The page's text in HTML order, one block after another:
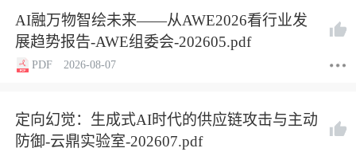
AI融万物智绘未来——从AWE2026看行业发
展趋势报告-AWE组委会-202605.pdf
PDF 2026-08-07
定向幻觉：生成式AI时代的供应链攻击与主动
防御-云鼎实验室-202607.pdf